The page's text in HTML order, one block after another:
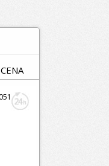
CENA